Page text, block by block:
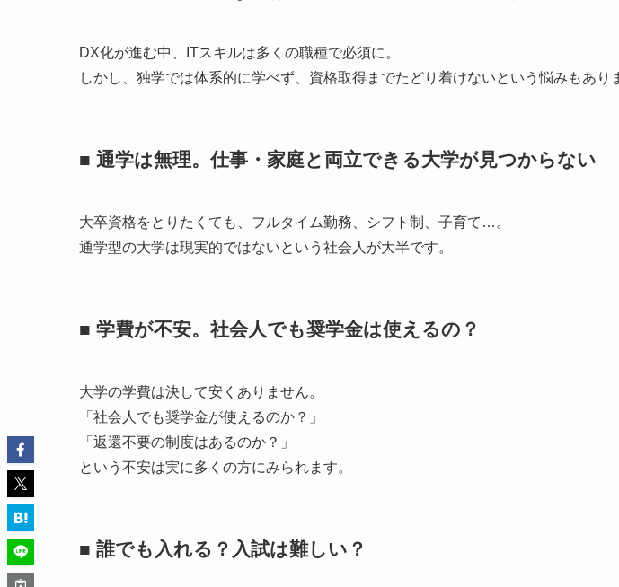
DX化が進む中、ITスキルは多くの職種で必須に。
しかし、独学では体系的に学べず、資格取得までたどり着けないという悩みもあり
■ 通学は無理。仕事・家庭と両立できる大学が見つからない
大卒資格をとりたくても、フルタイム勤務、シフト制、子育て…。
通学型の大学は現実的ではないという社会人が大半です。
■ 学費が不安。社会人でも奨学金は使えるの？
大学の学費は決して安くありません。
「社会人でも奨学金が使えるのか？」
「返還不要の制度はあるのか？」
という不安は実に多くの方にみられます。
■ 誰でも入れる？入試は難しい？